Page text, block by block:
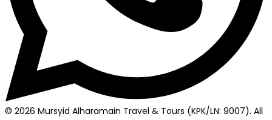
© 2026 Mursyid Alharamain Travel & Tours (KPK/LN: 9007). All